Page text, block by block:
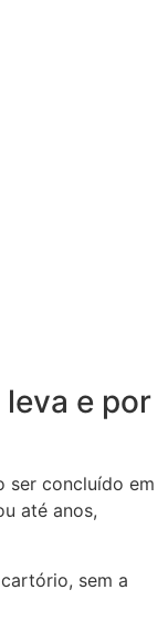
e por
ser concluído em
até anos,
sem a